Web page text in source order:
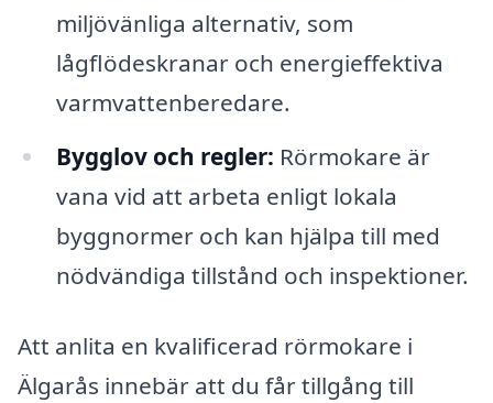
miljövänliga alternativ, som
lågflödeskranar och energieffektiva
varmvattenberedare.
Bygglov och regler: Rörmokare är
vana vid att arbeta enligt lokala
byggnormer och kan hjälpa till med
nödvändiga tillstånd och inspektioner.
Att anlita en kvalificerad rörmokare i
Älgarås innebär att du får tillgång till